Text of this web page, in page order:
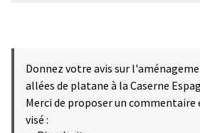
Donnez votre avis sur
allées de platane à la Caserne
Merci de proposer un
visé :